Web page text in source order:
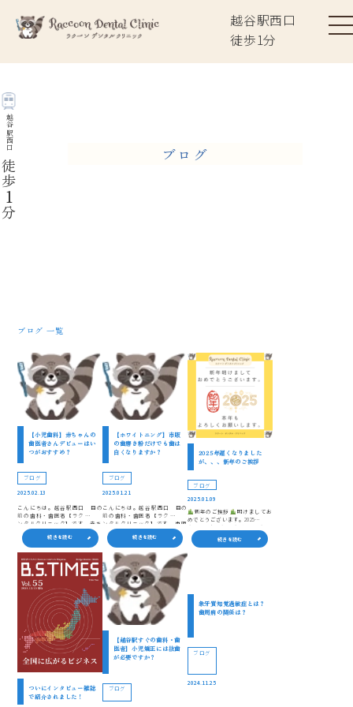
越谷駅西口
歩
ブログ
越谷駅西口
徒歩1分
ブログ 一覧
【小児歯科】赤ちゃんの
歯医者さんデビューはい
つがおすすめ？
ブログ
2025.02.13
こんにちは。越谷駅西口 目の
前の歯科・歯医者【ラクーンデ
ンタルクリニック】です。 赤ち
ゃんの歯医者さんデビューはい
つがおすすめなのでしょうか。
どのタイミングが適しているの
か、お悩みの方もいらっしゃい
ますよね。 今回は、赤 […]
続きを読む
【ホワイトニング】市販
の歯磨き粉だけでも歯は
白くなりますか？
ブログ
2025.01.21
こんにちは。越谷駅西口 目の
前の歯科・歯医者【ラクーンデ
ンタルクリニック】です。 市販
の「ホワイトニング用歯磨き
粉」だけで、歯を白くすること
はできるのでしょうか？歯の黄
ばみが気になっていて、ご興味
をお持ちの方もいらっしゃ […]
続きを読む
2025年遅くなりました
が、、、新年のご挨拶
ブログ
2025.01.09
新年のご挨拶
明けましてお
めでとうございます。2025年もラ
クーンデンタルクリニック一
同、皆さまの笑顔と健康を守る
お手伝いができることに感謝申
しくお願いいたします。
続きを読む
ついにインタビュー雑誌
で紹介されました！
【越谷駅すぐの歯科・歯
医者】小児矯正には抜歯
が必要ですか？
ブログ
象牙質知覚過敏症とは？
歯周病の関係は？
ブログ
2024.11.25